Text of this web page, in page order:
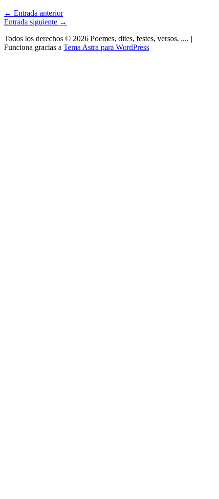
← Entrada anterior
Entrada siguiente →
Todos los derechos © 2026 Poemes, dites, festes, versos, .... |
Funciona gracias a Tema Astra para WordPress